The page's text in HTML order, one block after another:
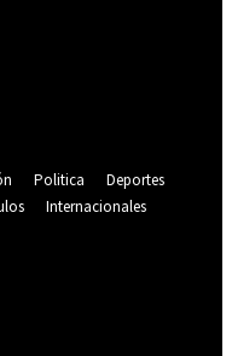
Politica
Deportes
Internacionales